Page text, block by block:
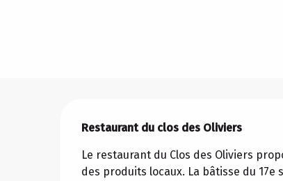
Restaurant du clos des Oliviers
Le restaurant du Clos des Oliviers
des produits locaux. La bâtisse du